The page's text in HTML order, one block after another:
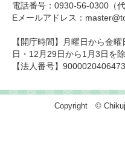
電話番号：0930-56-0300（代
Eメールアドレス：
【開庁時間】月曜日から金
日・12月29日から1月3日を除
【法人番号】9000020406473
Copyright ©